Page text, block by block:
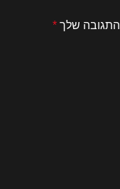
התגובה שלך *